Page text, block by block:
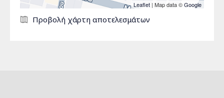
Leaflet | Map data ©Google
Σελίδες
Προβολή χάρτη αποτελεσμάτων